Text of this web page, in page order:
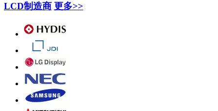
LCD制造商 更多>>